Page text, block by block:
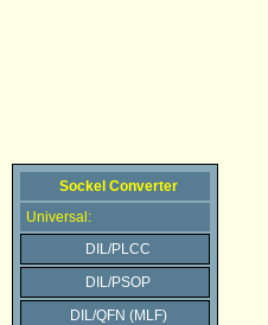
Sockel Converter
Universal:
DIL/PLCC
DIL/PSOP
DIL/QFN (MLF)